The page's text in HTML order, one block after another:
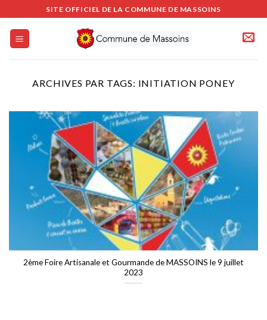
au
contenu
SITE OFFICIEL DE LA COMMUNE DE MASSOINS
ARCHIVES PAR TAGS: INITIATION PONEY
2ème Foire Artisanale et Gourmande de MASSOINS le 9 juillet
2023